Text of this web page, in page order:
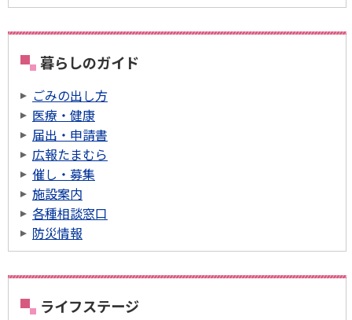
暮らしのガイド
ごみの出し方
医療・健康
届出・申請書
広報たまむら
催し・募集
施設案内
各種相談窓口
防災情報
ライフステージ